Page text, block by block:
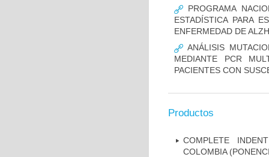
PROGRAMA
ESTADÍSTICA PARA
ENFERMEDAD DE
ANÁLISIS
MEDIANTE PCR
PACIENTES CON
Productos
COMPLETE
COLOMBIA